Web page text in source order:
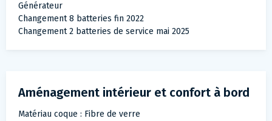
Générateur
Changement 8 batteries fin 2022
Changement 2 batteries de service mai 2025
Aménagement intérieur et confort à bord
Matériau coque : Fibre de verre